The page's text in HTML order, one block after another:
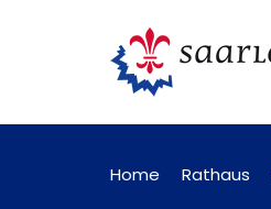
künftig online abrufbar
Home Rathaus